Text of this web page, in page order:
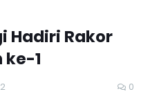
Hadiri Rakor
ke-1
0